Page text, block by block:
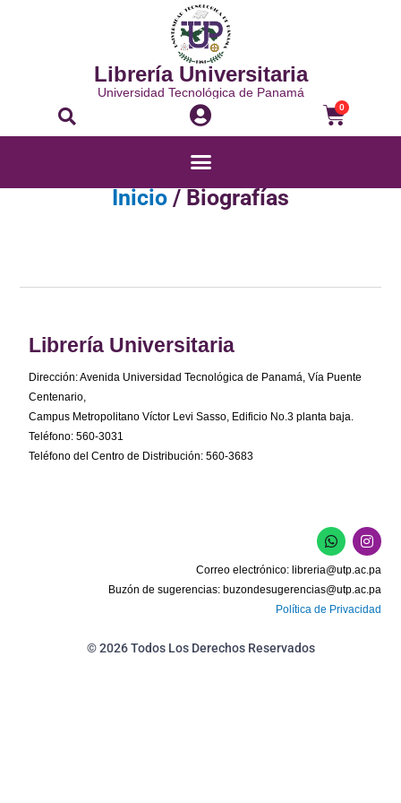
Librería Universitaria
Universidad Tecnológica de Panamá
Buscar 0
Carrito
Menú
Inicio/ Biografías
Librería Universitaria
Dirección: Avenida Universidad Tecnológica de Panamá, Vía Puente
Centenario,
Campus Metropolitano Víctor Levi Sasso, Edificio No.3 planta baja.
Teléfono: 560-3031
Teléfono del Centro de Distribución: 560-3683
W
h
a
t
s
a
p
I
n
s
t
a
g
r
Correo electrónico: libreria@utp.ac.pa
Buzón de sugerencias: buzondesugerencias@utp.ac.pa
Política de Privacidad
© 2026 Todos Los Derechos Reservados